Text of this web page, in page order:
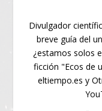
Divulgador
breve guía del
¿estamos solos
ficción "Ecos de
eltiempo.es y